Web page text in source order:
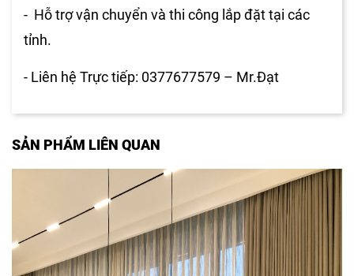
- Hỗ trợ vận chuyển và thi công lắp đặt tại các
tỉnh.
- Liên hệ Trực tiếp: 0377677579 – Mr.Đạt
SẢN PHẨM LIÊN QUAN